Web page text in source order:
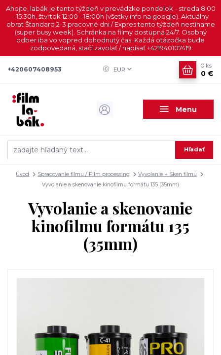
Ahojte, labák je tento týždeň v prevádzke pondelok - streda 8:00
- 15:30h, štvrtok 12:00 - 18:00h (všetky info na google). Aktuálny
obrat Štandard 2-3 pracovné dni / Expres tento týždeň nestíhame
(super busy week). Schránka na filmy dostupná 24/7. Osobný
odber iba vo vopred dohodnutý čas. Každá otázočka bude
zodpovedaná, stačí zavolať / napísať +421940107419
Menu
EUR
Hľadať
+420607408953
0 ks
0 €
Úvod Spracovanie filmu / Film processing
Vyvolanie + Sken filmu
Vyvolanie a skenovanie kinofilmu formátu 135 (35mm)
Vyvolanie a skenovanie
kinofilmu formátu 135
(35mm)